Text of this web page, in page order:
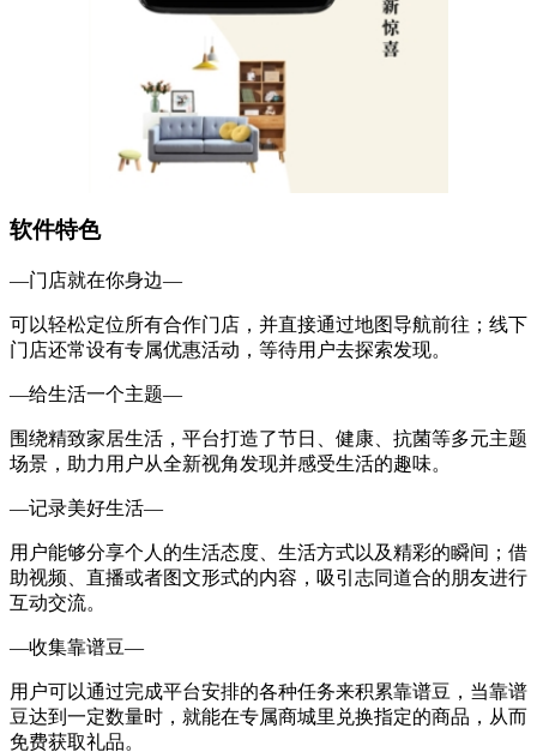
软件特色
—门店就在你身边—
可以轻松定位所有合作门店，并直接通过地图导航前往；线下
门店还常设有专属优惠活动，等待用户去探索发现。
—给生活一个主题—
围绕精致家居生活，平台打造了节日、健康、抗菌等多元主题
场景，助力用户从全新视角发现并感受生活的趣味。
—记录美好生活—
用户能够分享个人的生活态度、生活方式以及精彩的瞬间；借
助视频、直播或者图文形式的内容，吸引志同道合的朋友进行
互动交流。
—收集靠谱豆—
用户可以通过完成平台安排的各种任务来积累靠谱豆，当靠谱
豆达到一定数量时，就能在专属商城里兑换指定的商品，从而
免费获取礼品。